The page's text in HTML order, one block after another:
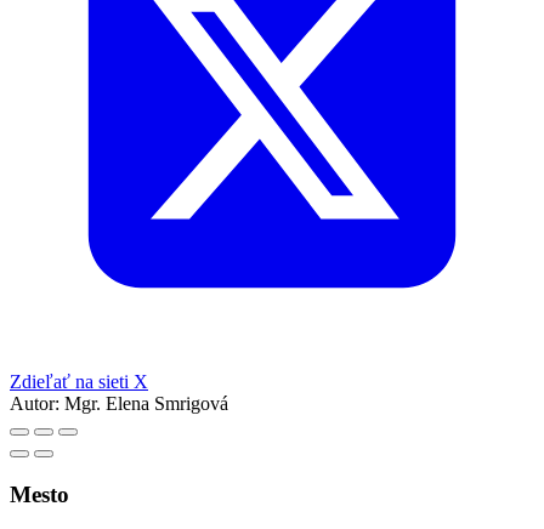
Zdieľať na sieti X
Autor: Mgr. Elena Smrigová
Mesto